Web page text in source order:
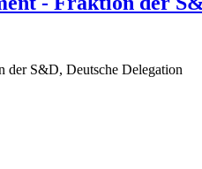
der S&D, Deutsche Delegation